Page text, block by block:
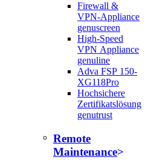
Firewall &
VPN-Appliance
genuscreen
High-Speed
VPN Appliance
genuline
Adva FSP 150-
XG118Pro
Hochsichere
Zertifikatslösung
genutrust
Remote
Maintenance